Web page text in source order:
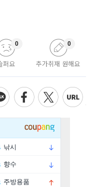
퍼요
0
추가취재 원해요
0